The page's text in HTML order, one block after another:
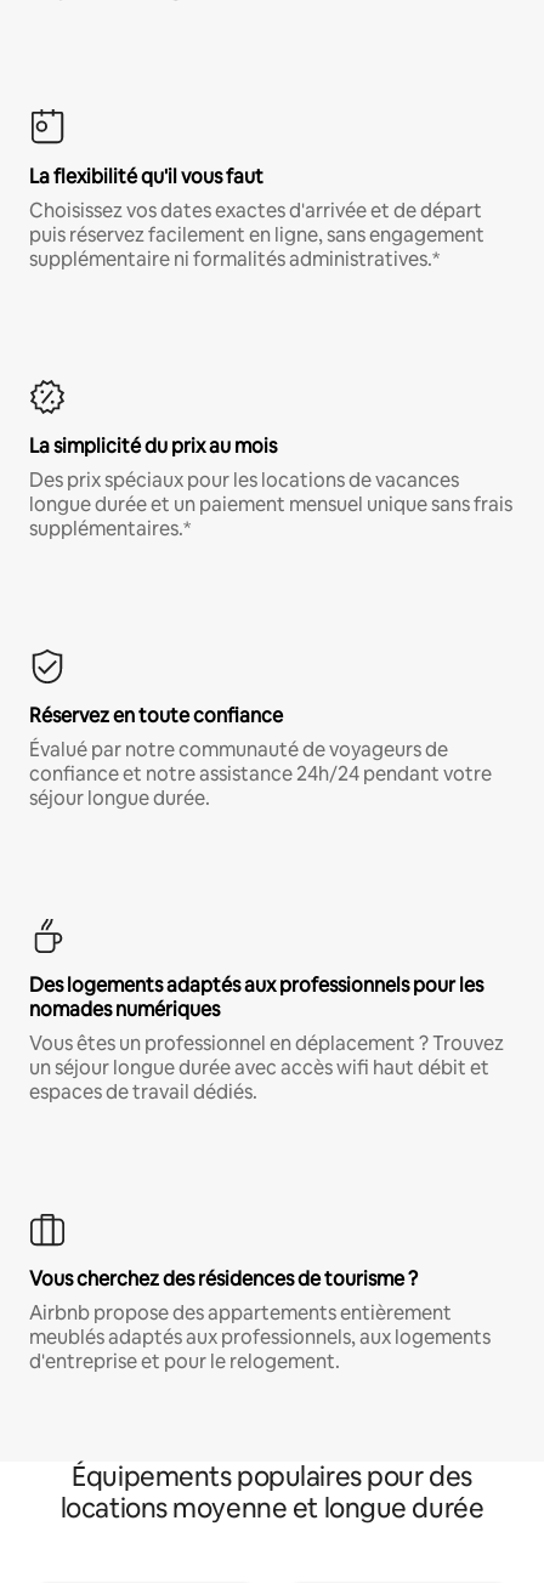
La flexibilité qu'il vous faut
Choisissez vos dates exactes d'arrivée et de départ
puis réservez facilement en ligne, sans engagement
supplémentaire ni formalités administratives.*
La simplicité du prix au mois
Des prix spéciaux pour les locations de vacances
longue durée et un paiement mensuel unique sans frais
supplémentaires.*
Réservez en toute confiance
Évalué par notre communauté de voyageurs de
confiance et notre assistance 24h/24 pendant votre
séjour longue durée.
Des logements adaptés aux professionnels pour les
nomades numériques
Vous êtes un professionnel en déplacement ? Trouvez
un séjour longue durée avec accès wifi haut débit et
espaces de travail dédiés.
Vous cherchez des résidences de tourisme ?
Airbnb propose des appartements entièrement
meublés adaptés aux professionnels, aux logements
d'entreprise et pour le relogement.
Équipements populaires pour des
locations moyenne et longue durée